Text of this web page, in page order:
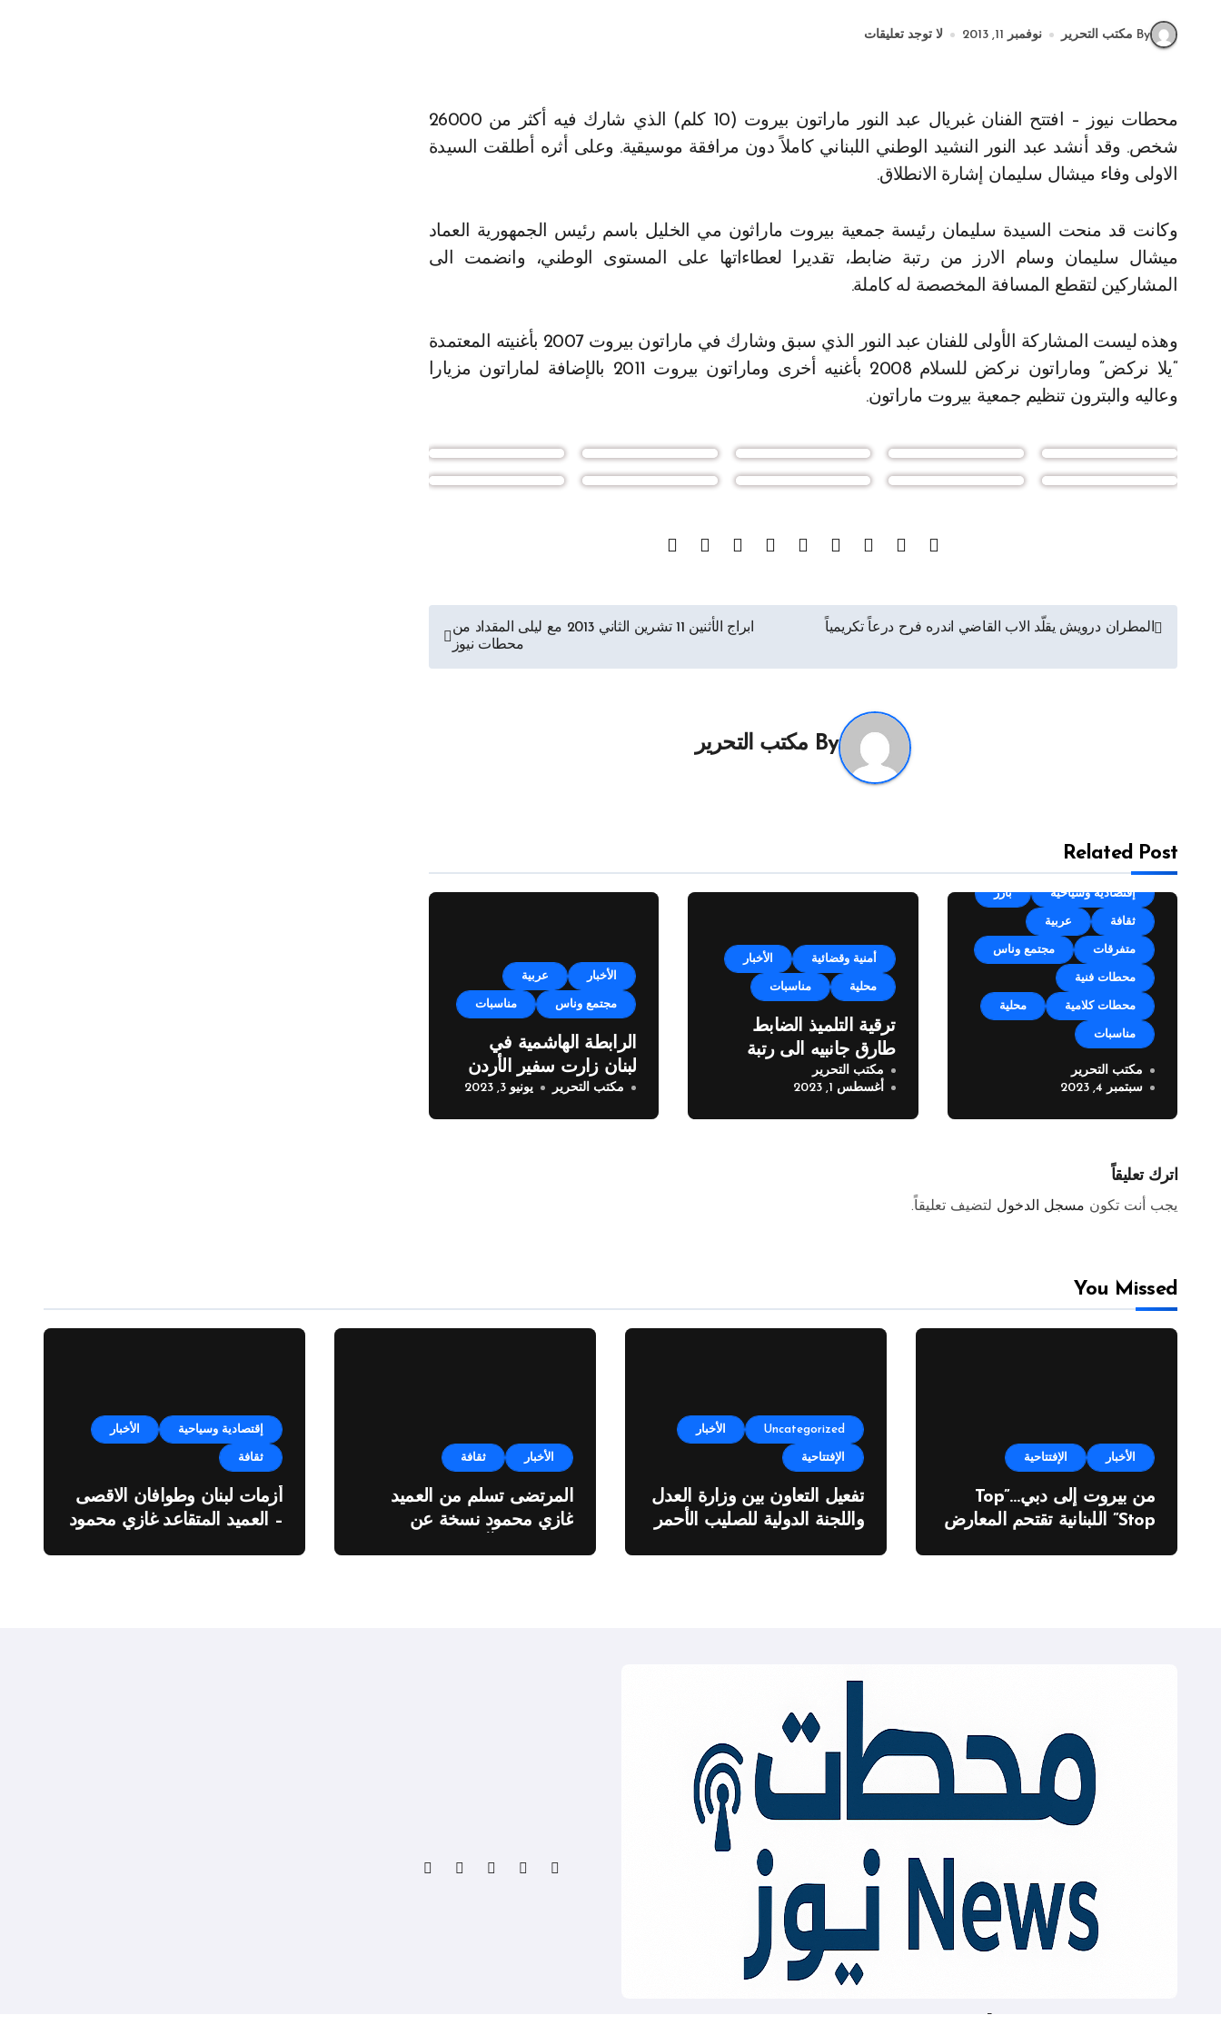
By مكتب التحرير نوفمبر 11, 2013 لا توجد تعليقات
محطات نيوز – افتتح الفنان غبريال عبد النور ماراتون بيروت (10 كلم) الذي شارك فيه أكثر من 26000
شخص. وقد أنشد عبد النور النشيد الوطني اللبناني كاملاً دون مرافقة موسيقية. وعلى أثره أطلقت السيدة
الاولى وفاء ميشال سليمان إشارة الانطلاق.
وكانت قد منحت السيدة سليمان رئيسة جمعية بيروت ماراثون مي الخليل باسم رئيس الجمهورية العماد
ميشال سليمان وسام الارز من رتبة ضابط، تقديرا لعطاءاتها على المستوى الوطني، وانضمت الى
المشاركين لتقطع المسافة المخصصة له كاملة.
وهذه ليست المشاركة الأولى للفنان عبد النور الذي سبق وشارك في ماراتون بيروت 2007 بأغنيته المعتمدة
“يلا نركض” وماراتون نركض للسلام 2008 بأغنيه أخرى وماراتون بيروت 2011 بالإضافة لماراتون مزيارا
وعاليه والبترون تنظيم جمعية بيروت ماراتون.
تصفّح
المقالات
المطران درويش يقلّد الاب القاضي اندره فرح درعاً تكريمياً
ابراج الأثنين 11 تشرين الثاني 2013 مع ليلى المقداد من
محطات نيوز
By مكتب التحرير
Related Post
إقتصادية وسياحية بارز
ثقافة عربية
متفرقات مجتمع وناس
محطات فنية
محطات كلامية محلية
مناسبات
مهرجان زوق مكايل “بلدتنا
العيد” في نسخته الرابعة
مكتب التحرير
سبتمبر 4, 2023
أمنية وقضائية الأخبار
محلية مناسبات
ترقية التلميذ الضابط
طارق جانبيه الى رتبة
ملازم
مكتب التحرير
أغسطس 1, 2023
الأخبار عربية
مجتمع وناس مناسبات
الرابطة الهاشمية في
لبنان زارت سفير الأردن
لتهنئة جلالة الملك بزواج
ولي العهد
مكتب التحرير يونيو 3, 2023
اترك تعليقاً
يجب أنت تكون مسجل الدخول لتضيف تعليقاً.
You Missed
الأخبار الإفتتاحية
من بيروت إلى دبي…”Top
Stop” اللبنانية تقتحم المعارض
Uncategorized الأخبار
الإفتتاحية
تفعيل التعاون بين وزارة العدل
واللجنة الدولية للصليب الأحمر
الأخبار ثقافة
المرتضى تسلم من العميد
غازي محمود نسخة عن
إقتصادية وسياحية الأخبار
ثقافة
أزمات لبنان وطوافان الاقصى
– العميد المتقاعد غازي محمود